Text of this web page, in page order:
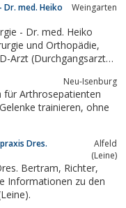
werden hier pro
med. Heiko
Weingarten
- Dr. med. Heiko
Neu-Isenburg
Arthrosepatienten
trainieren, ohne
Dres.
Alfeld
(Leine)
Richter,
Informationen zu den